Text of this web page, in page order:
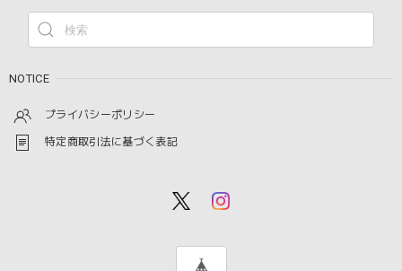
NOTICE
プライバシーポリシー
特定商取引法に基づく表記